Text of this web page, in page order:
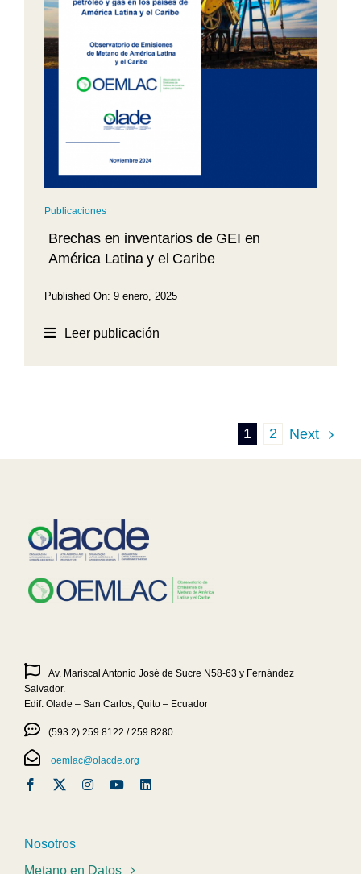
Publicaciones
Brechas en inventarios de GEI en
América Latina y el Caribe
Published On: 9 enero, 2025
Leer publicación
1 2 Next
Av. Mariscal Antonio José de Sucre N58-63 y Fernández
Salvador.
Edif. Olade – San Carlos, Quito – Ecuador
(593 2) 259 8122 / 259 8280
oemlac@olacde.org
Nosotros
Metano en Datos